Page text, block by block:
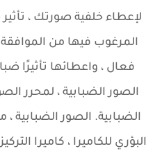
لإعطاء خلفية صورتك ،
المرغوب فيها من
فعال ، واعطائها تأثيرًا
الصور الضبابية ، لمحرر
الضبابية. الصور الضبابية ،